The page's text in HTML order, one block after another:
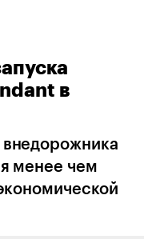
в
внедорожника
менее чем